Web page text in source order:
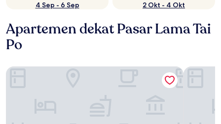
4 Sep - 6 Sep
2 Okt - 4 Okt
Apartemen dekat Pasar Lama Tai
Po
Cozy Business Hotel Tianxi